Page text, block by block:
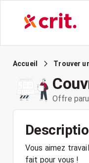
Accueil Trouver
Offre
Vous aimez
fait pour vous !